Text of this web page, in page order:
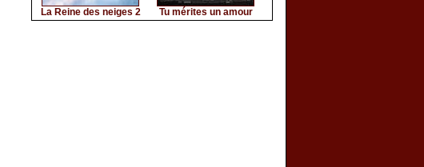
La Reine des neiges 2 Tu mérites un amour